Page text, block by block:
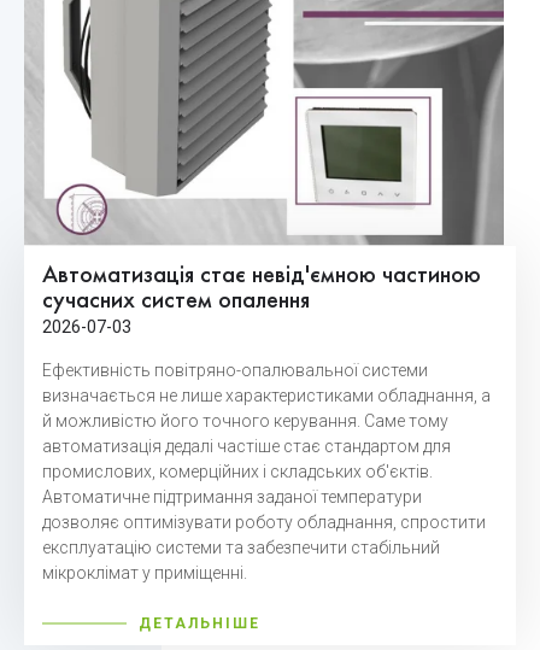
Автоматизація стає невід'ємною частиною
сучасних систем опалення
2026-07-03
Ефективність повітряно-опалювальної системи
визначається не лише характеристиками обладнання, а
й можливістю його точного керування. Саме тому
автоматизація дедалі частіше стає стандартом для
промислових, комерційних і складських об'єктів.
Автоматичне підтримання заданої температури
дозволяє оптимізувати роботу обладнання, спростити
експлуатацію системи та забезпечити стабільний
мікроклімат у приміщенні.
ДЕТАЛЬНІШЕ